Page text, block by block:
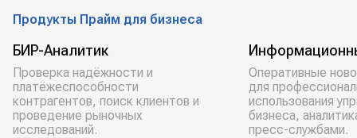
Продукты Прайм для бизнеса
БИР-Аналитик
Проверка надёжности и
платёжеспособности
контрагентов, поиск клиентов и
проведение рыночных
исследований.
Оперативные
для
использования
бизнеса,
пресс-службами.